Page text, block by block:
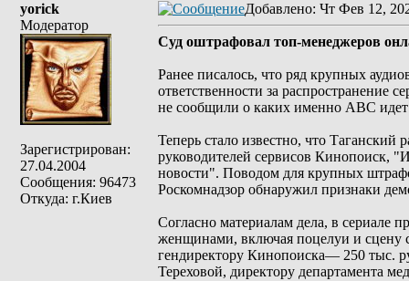
yorick
Модератор
Зарегистрирован:
27.04.2004
Сообщения: 96473
Откуда: г.Киев
Добавлено: Чт Фев 12,
Суд оштрафовал топ-менеджеров
Ранее писалось, что ряд крупных
ответственности за распространение
не сообщили о каких именно АВС идет
Теперь стало известно, что
руководителей сервисов Кинопоиск,
новости". Поводом для крупных
Роскомнадзор обнаружил признаки
Согласно материалам дела, в сериале
женщинами, включая поцелуи и сцену
гендиректору Кинопоиска— 250 тыс.
Тереховой, директору департамента